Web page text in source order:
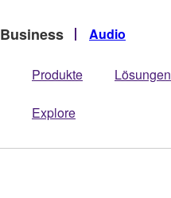
Business Audio
Produkte Lösungen
Explore